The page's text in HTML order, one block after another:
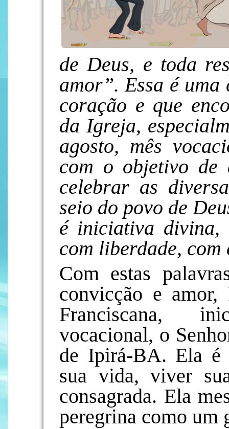
de Deus, e toda
amor”. Essa é
coração e que
da Igreja,
agosto, mês
com o objetivo de
celebrar as
seio do povo de
é iniciativa divina,
com liberdade, com
Com estas
convicção e amor,
Franciscana,
vocacional, o
de Ipirá-BA. Ela é
sua vida, viver
consagrada. Ela
peregrina como um